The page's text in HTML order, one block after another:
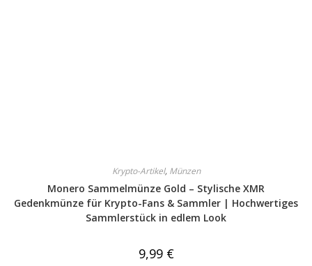
Krypto-Artikel, Münzen
Monero Sammelmünze Gold – Stylische XMR
Gedenkmünze für Krypto-Fans & Sammler | Hochwertiges
Sammlerstück in edlem Look
9,99 €